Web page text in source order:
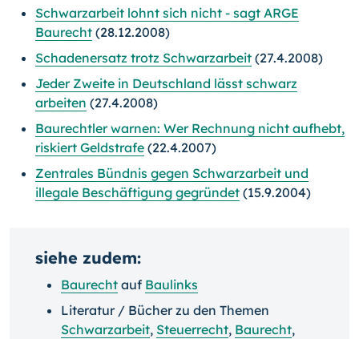
Schwarzarbeit lohnt sich nicht - sagt ARGE
Baurecht (28.12.2008)
Schadenersatz trotz Schwarzarbeit (27.4.2008)
Jeder Zweite in Deutschland lässt schwarz
arbeiten (27.4.2008)
Baurechtler warnen: Wer Rechnung nicht aufhebt,
riskiert Geldstrafe (22.4.2007)
Zentrales Bündnis gegen Schwarzarbeit und
illegale Beschäftigung gegründet (15.9.2004)
siehe zudem:
Baurecht auf Baulinks
Literatur / Bücher zu den Themen
Schwarzarbeit, Steuerrecht, Baurecht,